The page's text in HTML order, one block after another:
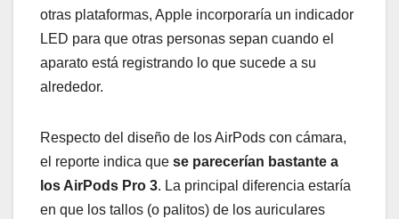
otras plataformas, Apple incorporaría un indicador
LED para que otras personas sepan cuando el
aparato está registrando lo que sucede a su
alrededor.
Respecto del diseño de los AirPods con cámara,
el reporte indica que se parecerían bastante a
los AirPods Pro 3. La principal diferencia estaría
en que los tallos (o palitos) de los auriculares